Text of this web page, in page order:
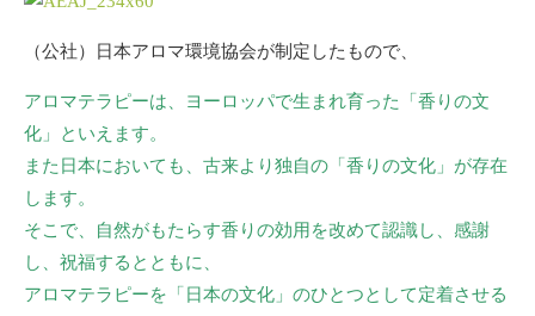
（公社）日本アロマ環境協会が制定したもので、
アロマテラピーは、ヨーロッパで生まれ育った「香りの文
化」といえます。
また日本においても、古来より独自の「香りの文化」が存在
します。
そこで、自然がもたらす香りの効用を改めて認識し、感謝
し、祝福するとともに、
アロマテラピーを「日本の文化」のひとつとして定着させる